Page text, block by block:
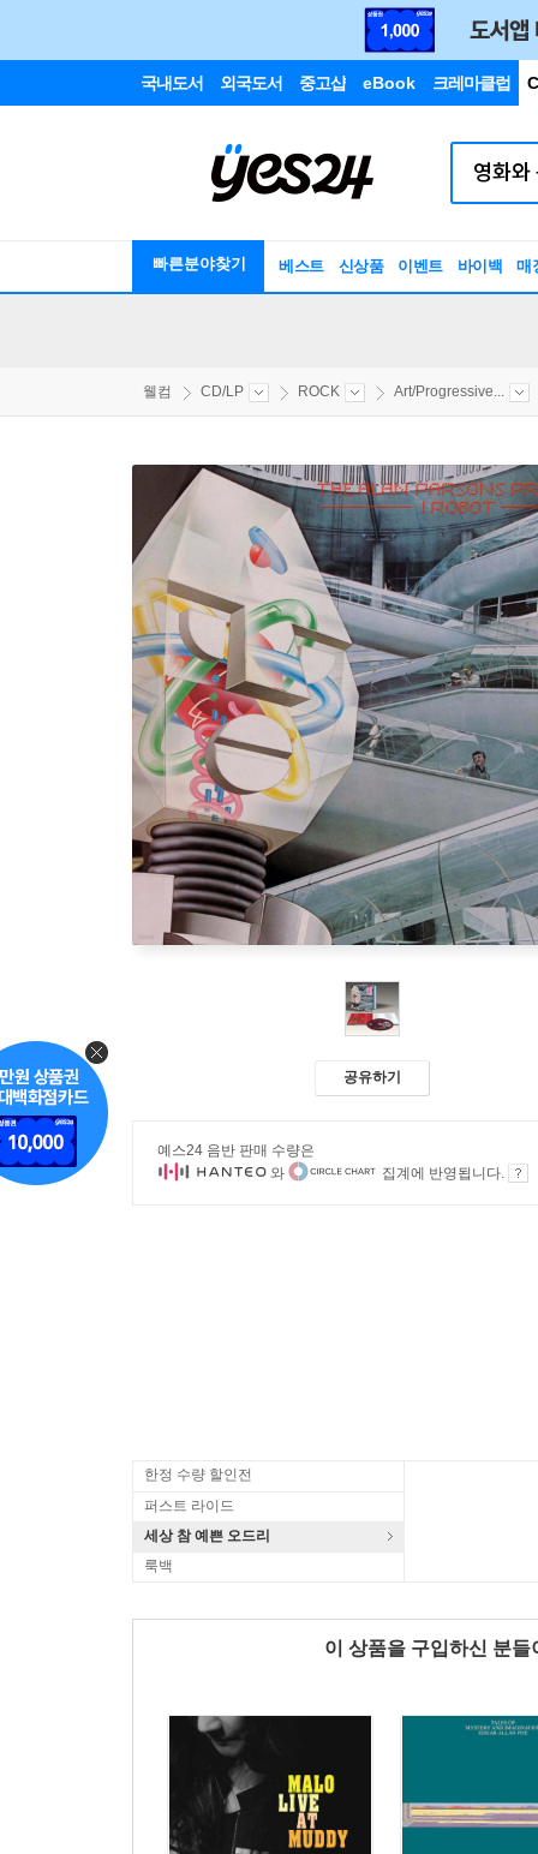
국내도서 외국도서 중고샵 eBook 크레마클럽
빠른분야찾기 베스트 신상품 이벤트 바이백 매
웰컴 CD/LP ROCK Art/Progressive...
공유하기
예스24 음반 판매 수량은
와
집계에 반영됩니다.
한정 수량 할인전
퍼스트 라이드
세상 참 예쁜 오드리
룩백
이 상품을 구입하신 분